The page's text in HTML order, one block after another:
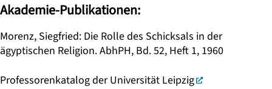
Akademie-Publikationen:
Morenz, Siegfried: Die Rolle des Schicksals in der
ägyptischen Religion. AbhPH, Bd. 52, Heft 1, 1960
Professorenkatalog der Universität Leipzig